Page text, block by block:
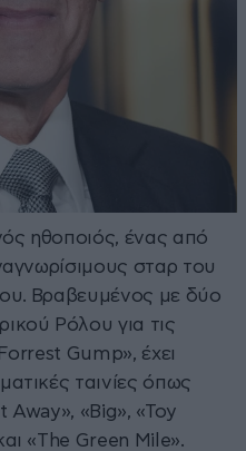
ηθοποιός, ένας από
σταρ του
Βραβευμένος με δύο
Ρόλου για τις
Gump», έχει
ταινίες όπως
Away», «Big», «Toy
«The Green Mile».